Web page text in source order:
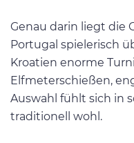
Genau darin liegt die
Portugal spielerisch
Kroatien enorme
Elfmeterschießen,
Auswahl fühlt sich in
traditionell wohl.